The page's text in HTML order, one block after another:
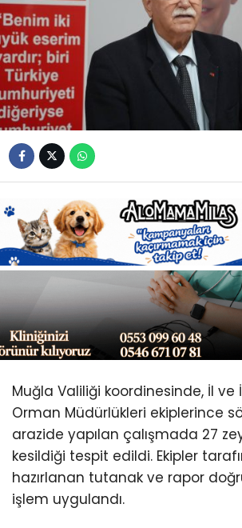
Muğla Valiliği koordinesinde, İl ve
Orman Müdürlükleri ekiplerince
arazide yapılan çalışmada 27
kesildiği tespit edildi. Ekipler
hazırlanan tutanak ve rapor
işlem uygulandı.